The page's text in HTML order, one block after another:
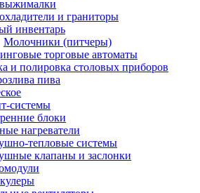
и граниторы
инвентарь
Молочники (питчеры)
торговые автоматы
и полировка столовых приборов
пива
системы
блоки
нагреватели
тепловые системы
клапаны и заслонки